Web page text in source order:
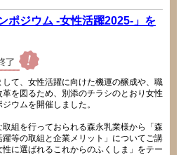
ポジウム -女性活躍2025-」を
て、女性活躍に向けた機運の醸成や、職
を図るため、別添のチラシのとおり女性
ウムを開催しました。
組を行っておられる森永乳業様から「森
等の取組と企業メリット」についてご講
に選ばれるこれからのふくしま」をテー